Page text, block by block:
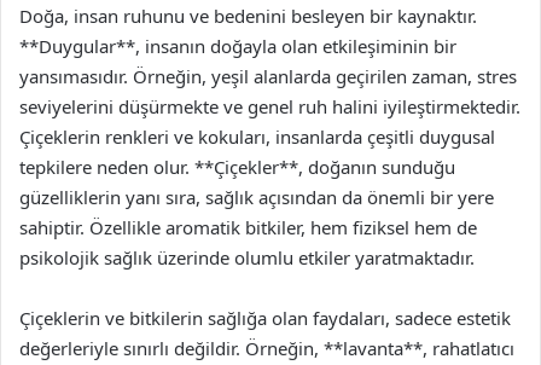
Doğa, insan ruhunu ve bedenini besleyen bir kaynaktır.
**Duygular**, insanın doğayla olan etkileşiminin bir
yansımasıdır. Örneğin, yeşil alanlarda geçirilen zaman, stres
seviyelerini düşürmekte ve genel ruh halini iyileştirmektedir.
Çiçeklerin renkleri ve kokuları, insanlarda çeşitli duygusal
tepkilere neden olur. **Çiçekler**, doğanın sunduğu
güzelliklerin yanı sıra, sağlık açısından da önemli bir yere
sahiptir. Özellikle aromatik bitkiler, hem fiziksel hem de
psikolojik sağlık üzerinde olumlu etkiler yaratmaktadır.
Çiçeklerin ve bitkilerin sağlığa olan faydaları, sadece estetik
değerleriyle sınırlı değildir. Örneğin, **lavanta**, rahatlatıcı